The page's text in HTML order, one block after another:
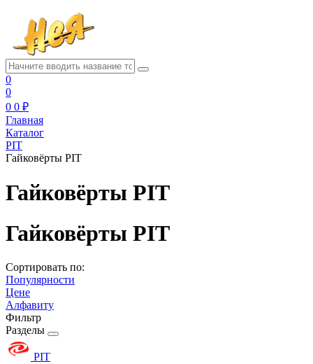
0
0
0 0 ₽
Главная
Каталог
PIT
Гайковёрты PIT
Гайковёрты PIT
Гайковёрты PIT
Сортировать по:
Популярности
Цене
Алфавиту
Фильтр
Разделы
PIT